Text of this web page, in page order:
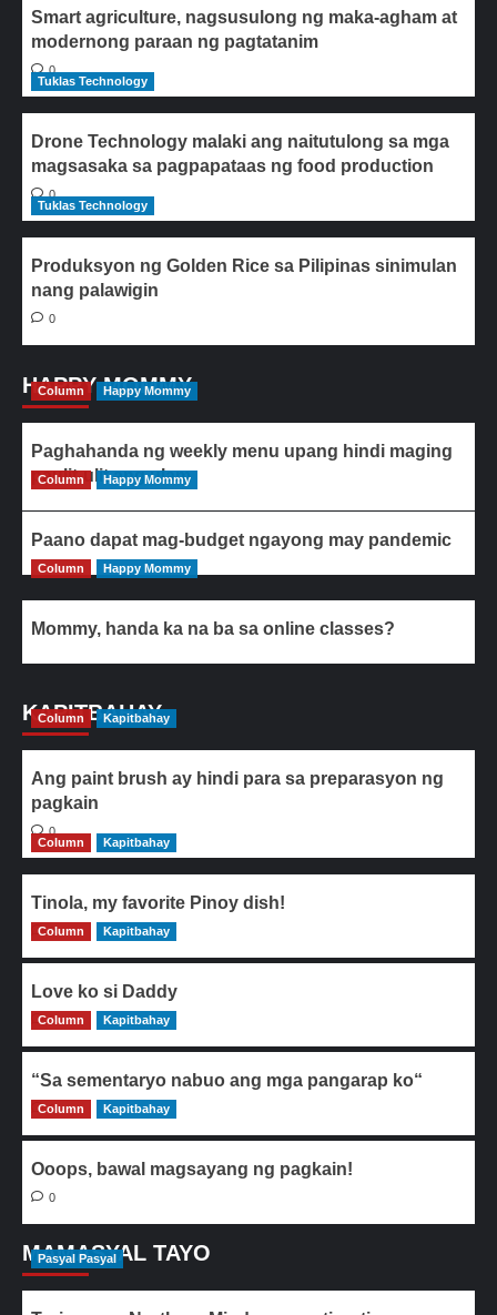
Smart agriculture, nagsusulong ng maka-agham at
modernong paraan ng pagtatanim
0
Tuklas Technology
Drone Technology malaki ang naitutulong sa mga
magsasaka sa pagpapataas ng food production
0
Tuklas Technology
Produksyon ng Golden Rice sa Pilipinas sinimulan
nang palawigin
0
HAPPY MOMMY
Column Happy Mommy
Paghahanda ng weekly menu upang hindi maging
paulit-ulit ang ulam
Column Happy Mommy
Paano dapat mag-budget ngayong may pandemic
Column Happy Mommy
Mommy, handa ka na ba sa online classes?
KAPITBAHAY
Column Kapitbahay
Ang paint brush ay hindi para sa preparasyon ng
pagkain
0
Column
Kapitbahay
Tinola, my favorite Pinoy dish!
0
Column Kapitbahay
Love ko si Daddy
0
Column Kapitbahay
“Sa sementaryo nabuo ang mga pangarap ko“
0
Column Kapitbahay
Ooops, bawal magsayang ng pagkain!
0
MAMASYAL TAYO
Pasyal Pasyal